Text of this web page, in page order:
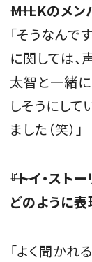
――M!LKのメ
「そうなんで
に関しては、
太智と一緒
しそうにして
ました（笑）」
――『トイ・ス
どのように表
「よく聞かれ